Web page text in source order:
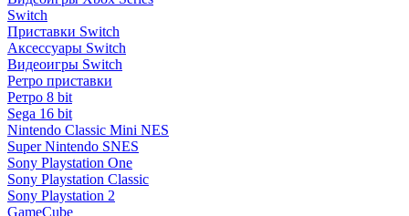
Switch
Приставки Switch
Аксессуары Switch
Видеоигры Switch
Ретро приставки
Ретро 8 bit
Sega 16 bit
Nintendo Classic Mini NES
Super Nintendo SNES
Sony Playstation One
Sony Playstation Classic
Sony Playstation 2
GameCube